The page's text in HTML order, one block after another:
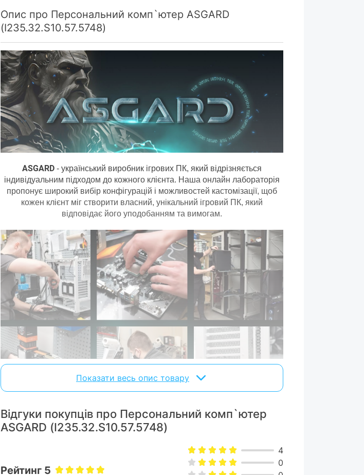
Опис про Персональний комп`ютер ASGARD
(I235.32.S10.57.5748)
ASGARD - український виробник ігрових ПК, який відрізняється
індивідуальним підходом до кожного клієнта. Наша онлайн лабораторія
пропонує широкий вибір конфігурацій і можливостей кастомізації, щоб
кожен клієнт міг створити власний, унікальний ігровий ПК, який
відповідає його уподобанням та вимогам.
З використанням найсучасніших комплектуючих та найкращих
Показати весь опис товару
Відгуки покупців про Персональний комп`ютер
ASGARD (I235.32.S10.57.5748)
Рейтинг 5
4
0